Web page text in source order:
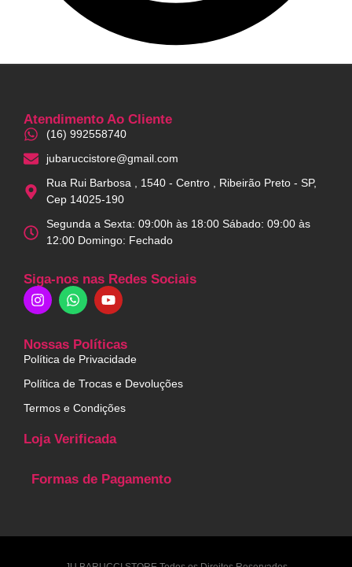
Atendimento Ao Cliente
(16) 992558740
jubaruccistore@gmail.com
Rua Rui Barbosa , 1540 - Centro , Ribeirão Preto - SP,
Cep 14025-190
Segunda a Sexta: 09:00h às 18:00 Sábado: 09:00 às
12:00 Domingo: Fechado
Siga-nos nas Redes Sociais
Nossas Políticas
Política de Privacidade
Política de Trocas e Devoluções
Termos e Condições
Loja Verificada
Formas de Pagamento